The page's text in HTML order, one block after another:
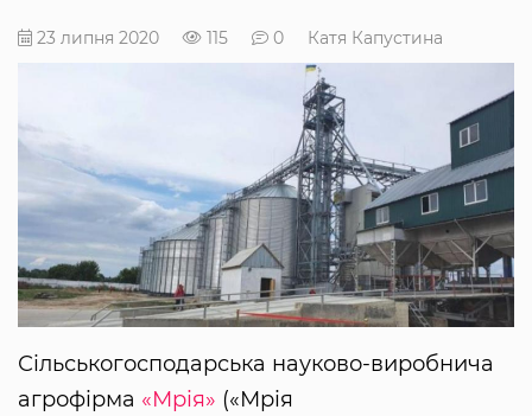
23 липня 2020 115 0 Катя Капустина
Сільськогосподарська науково-виробнича
агрофірма «Мрія» («Мрія